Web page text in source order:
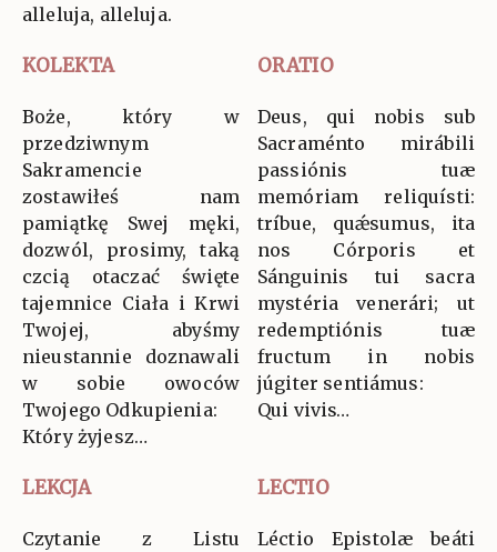
alleluja, alleluja.
KOLEKTA ORATIO
Boże, który w
przedziwnym
Sakramencie
zostawiłeś nam
pamiątkę Swej męki,
dozwól, prosimy, taką
czcią otaczać święte
tajemnice Ciała i Krwi
Twojej, abyśmy
nieustannie doznawali
w sobie owoców
Twojego Odkupienia:
Który żyjesz…
Deus, qui nobis sub
Sacraménto mirábili
passiónis tuæ
memóriam reliquísti:
tríbue, quǽsumus, ita
nos Córporis et
Sánguinis tui sacra
mystéria venerári; ut
redemptiónis tuæ
fructum in nobis
júgiter sentiámus:
Qui vivis…
LEKCJA LECTIO
Czytanie z Listu
Léctio Epistolæ beáti